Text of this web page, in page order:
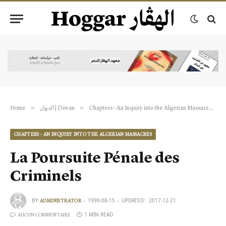
Home » الديوان | Diwan » Chapters - An Inquiry into the Algerian Massacres
CHAPTERS - AN INQUIRY INTO THE ALGERIAN MASSACRES
La Poursuite Pénale des
Criminels
BY ADMINISTRATOR 1999-08-15 UPDATED: 2017-12-21
AUCUN COMMENTAIRE 1 MIN READ